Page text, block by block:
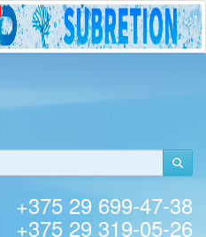
+375 29 699-47-38
+375 29 319-05-26